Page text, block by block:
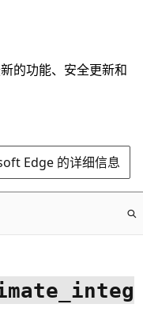
的功能、安全更新和
Edge 的详细信息